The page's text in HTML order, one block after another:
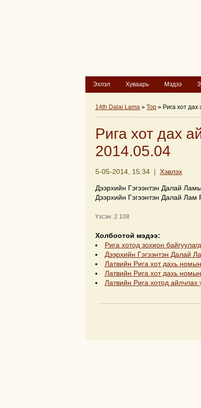
Эхлэл Хуваарь Мэдээ
14th Dalai Lama » Top » Рига хот дах
Рига хот дах
2014.05.04
5-05-2014, 15:34 | Хэвлэх
Дээрхийн Гэгээнтэн Далай
Дээрхийн Гэгээнтэн Далай
Үзсэн: 2 108
Холбоотой мэдээ:
Рига хотод зохион
Дээрхийн Гэгээнтэн Далай
Латвийн Рига хот дахь
Латвийн Рига хот дахь
Латвийн Рига хотод